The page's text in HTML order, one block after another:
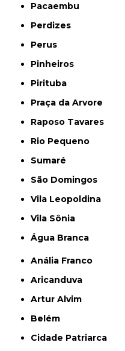
Pacaembu
Perdizes
Perus
Pinheiros
Pirituba
Praça da Arvore
Raposo Tavares
Rio Pequeno
Sumaré
São Domingos
Vila Leopoldina
Vila Sônia
Água Branca
Anália Franco
Aricanduva
Artur Alvim
Belém
Cidade Patriarca